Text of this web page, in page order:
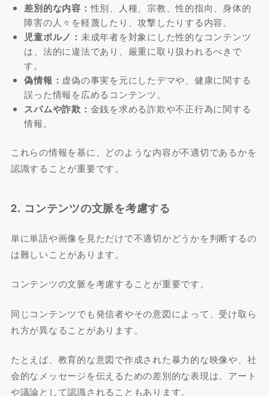
差別的な内容：性別、人種、宗教、性的指向、身体的
障害の人々を軽蔑したり、攻撃したりする内容。
児童ポルノ： 未成年者を対象にした性的なコンテンツ
は、法的に違法であり、厳重に取り扱われるべきで
す。
偽情報： 虚偽の事実を元にしたデマや、健康に関する
誤った情報を広めるコンテンツ。
スパムや詐欺： 金銭を求める詐欺や不正行為に関する
情報。
これらの情報を基に、どのような内容が不適切であるかを
認識することが重要です。
2. コンテンツの文脈を考慮する
単に単語や画像を見ただけで不適切かどうかを判断するの
は難しいことがあります。
コンテンツの文脈を考慮することが重要です。
同じコンテンツでも発信者やその意図によって、受け取ら
れ方が異なることがあります。
たとえば、教育的な意図で作成された暴力的な映像や、社
会的なメッセージを伝えるための差別的な表現は、アート
や議論として認識されることもあります。